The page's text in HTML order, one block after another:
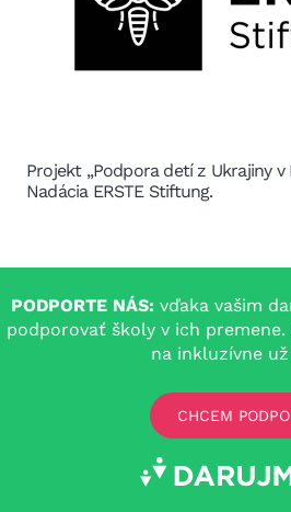
Projekt „Podpora detí z Ukrajiny
Nadácia ERSTE Stiftung.
PODPORTE NÁS: vďaka vašim
podporovať školy v ich
na inkluzívne už
CHCEM